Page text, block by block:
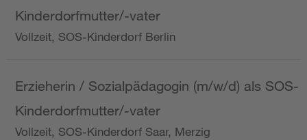
Kinderdorfmutter/-vater
Vollzeit, SOS-Kinderdorf Berlin
Erzieherin / Sozialpädagogin (m/w/d) als SOS-
Kinderdorfmutter/-vater
Vollzeit, SOS-Kinderdorf Saar, Merzig